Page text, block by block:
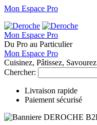
Mon Espace Pro
Mon Espace Pro
Du Pro au Particulier
Mon Espace Pro
Cuisinez, Pâtissez, Savourez
Chercher:
Livraison rapide
Paiement sécurisé